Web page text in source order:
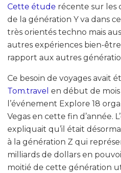
Cette étude récente sur les
de la génération Y va dans
très orientés techno mais
autres expériences bien-
rapport aux autres
Ce besoin de voyages avait
Tom.travel en début de mois
l’événement Explore 18
Vegas en cette fin d’année.
expliquait qu’il était
à la génération Z qui
milliards de dollars en
moitié de cette génération